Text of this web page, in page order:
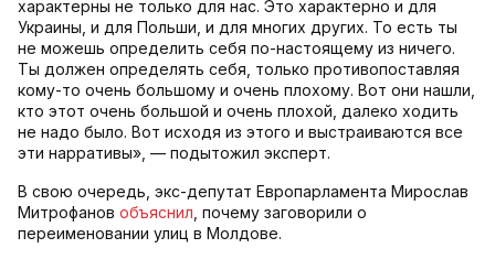
характерны не только для нас. Это характерно и для
Украины, и для Польши, и для многих других. То есть ты
не можешь определить себя по-настоящему из ничего.
Ты должен определять себя, только противопоставляя
кому-то очень большому и очень плохому. Вот они нашли,
кто этот очень большой и очень плохой, далеко ходить
не надо было. Вот исходя из этого и выстраиваются все
эти нарративы», — подытожил эксперт.
В свою очередь, экс-депутат Европарламента Мирослав
Митрофанов объяснил , почему заговорили о
переименовании улиц в Молдове.